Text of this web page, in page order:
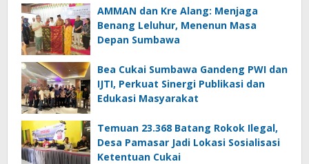
AMMAN dan Kre Alang: Menjaga
Benang Leluhur, Menenun Masa
Depan Sumbawa
Bea Cukai Sumbawa Gandeng PWI dan
IJTI, Perkuat Sinergi Publikasi dan
Edukasi Masyarakat
Temuan 23.368 Batang Rokok Ilegal,
Desa Pamasar Jadi Lokasi Sosialisasi
Ketentuan Cukai